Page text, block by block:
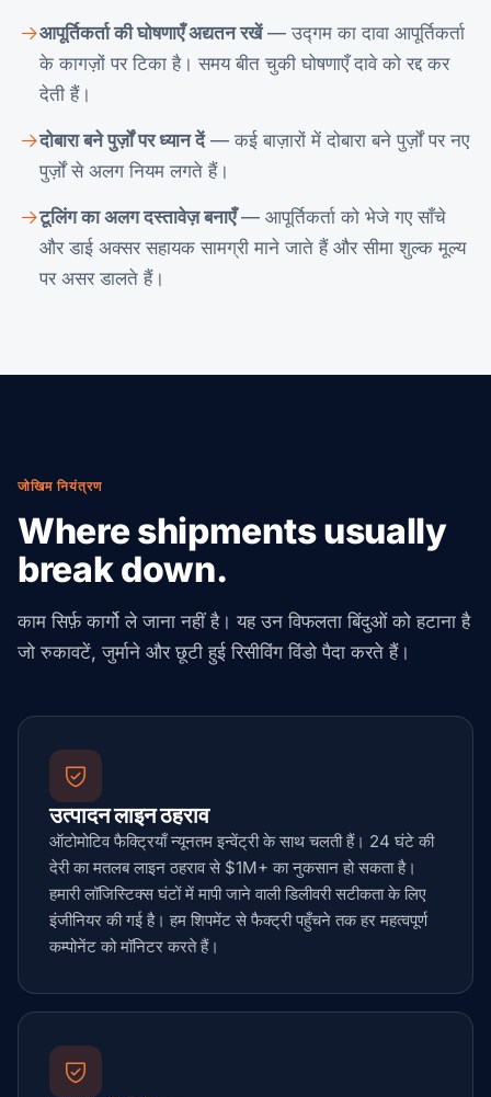
आपूर्तिकर्ता की घोषणाएँ अद्यतन रखें— उद्गम का दावा आपूर्तिकर्ता
के कागज़ों पर टिका है। समय बीत चुकी घोषणाएँ दावे को रद्द कर
देती हैं।
दोबारा बने पुर्ज़ों पर ध्यान दें— कई बाज़ारों में दोबारा बने पुर्ज़ों पर नए
पुर्ज़ों से अलग नियम लगते हैं।
टूलिंग का अलग दस्तावेज़ बनाएँ— आपूर्तिकर्ता को भेजे गए साँचे
और डाई अक्सर सहायक सामग्री माने जाते हैं और सीमा शुल्क मूल्य
पर असर डालते हैं।
जोखिम नियंत्रण
Where shipments usually
break down.
काम सिर्फ़ कार्गो ले जाना नहीं है। यह उन विफलता बिंदुओं को हटाना है
जो रुकावटें, जुर्माने और छूटी हुई रिसीविंग विंडो पैदा करते हैं।
उत्पादन लाइन ठहराव
ऑटोमोटिव फैक्ट्रियाँ न्यूनतम इन्वेंट्री के साथ चलती हैं। 24 घंटे की
देरी का मतलब लाइन ठहराव से $1M+ का नुकसान हो सकता है।
हमारी लॉजिस्टिक्स घंटों में मापी जाने वाली डिलीवरी सटीकता के लिए
इंजीनियर की गई है। हम शिपमेंट से फैक्ट्री पहुँचने तक हर महत्वपूर्ण
कम्पोनेंट को मॉनिटर करते हैं।